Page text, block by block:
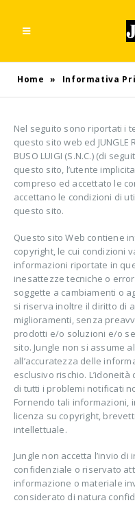
Home » Informativa
Nel seguito sono riportati i
questo sito web ed JUNGLE
BUSO LUIGI (S.N.C.) (di
questo sito, l’utente
compreso ed accettato le
accettano le condizioni di
questo sito.
Questo sito Web contiene
copyright, le cui condizioni
informazioni riportate in
inesattezze tecniche o
soggette a cambiamenti o
si riserva inoltre il diritto di
miglioramenti, senza
prodotti e/o soluzioni e/o
sito. Jungle non si assume
all’accuratezza delle
esclusivo rischio.
di tutti i problemi notificati
Fornendo tali informazioni,
licenza su copyright,
intellettuale.
Jungle non accetta l’invio
confidenziale o riservato
informazione o materiale
considerato di natura